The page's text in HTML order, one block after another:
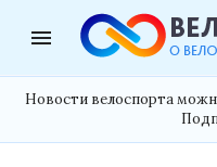
menu
Новости велоспорта